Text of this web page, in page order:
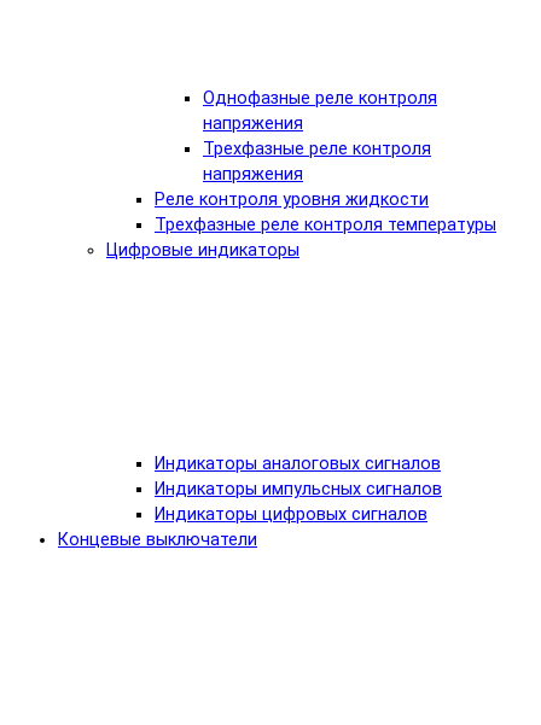
Однофазные реле контроля
напряжения
Трехфазные реле контроля
напряжения
Реле контроля уровня жидкости
Трехфазные реле контроля температуры
Цифровые индикаторы
Индикаторы аналоговых сигналов
Индикаторы импульсных сигналов
Индикаторы цифровых сигналов
Концевые выключатели